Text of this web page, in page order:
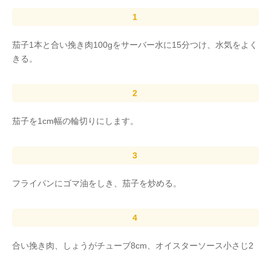
茄子1本と合い挽き肉100gをサーバー水に15分つけ、水気をよく
きる。
茄子を1cm幅の輪切りにします。
フライパンにゴマ油をしき、茄子を炒める。
合い挽き肉、しょうがチューブ8cm、オイスターソース小さじ2